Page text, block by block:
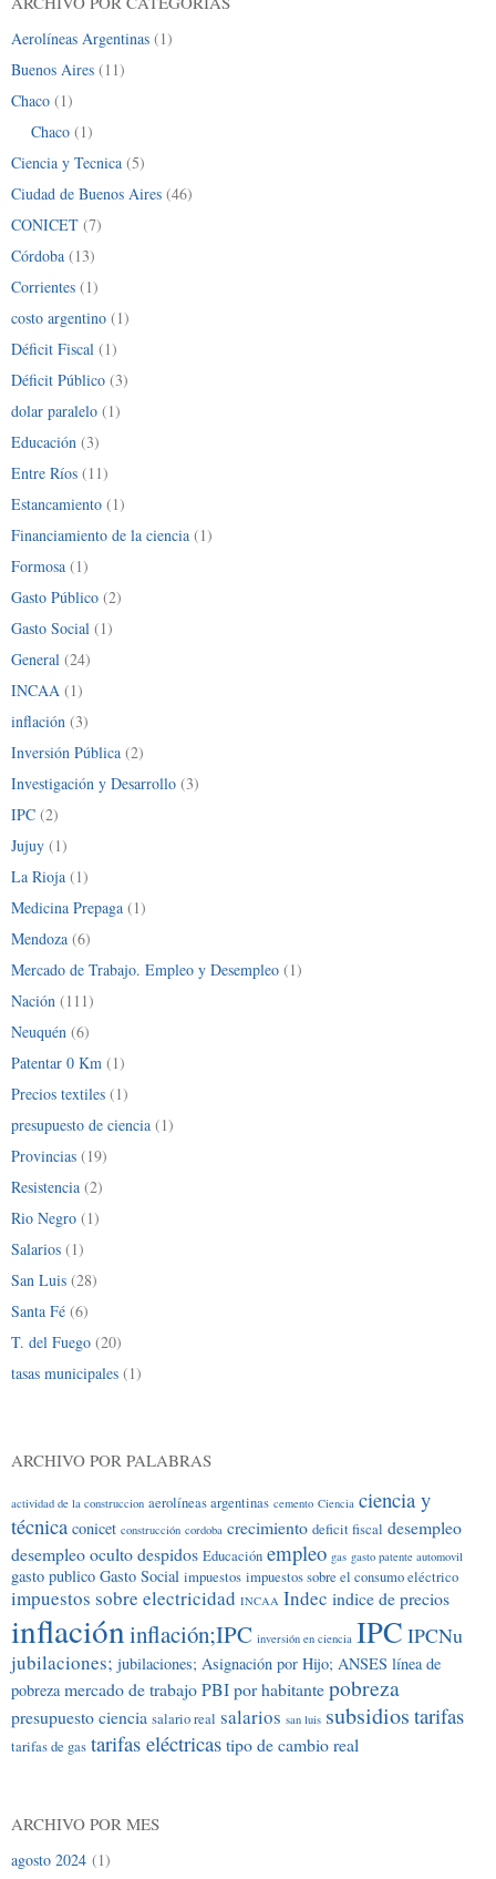
Aerolíneas Argentinas (1)
Buenos Aires (11)
Chaco (1)
Chaco (1)
Ciencia y Tecnica (5)
Ciudad de Buenos Aires (46)
CONICET (7)
Córdoba (13)
Corrientes (1)
costo argentino (1)
Déficit Fiscal (1)
Déficit Público (3)
dolar paralelo (1)
Educación (3)
Entre Ríos (11)
Estancamiento (1)
Financiamiento de la ciencia (1)
Formosa (1)
Gasto Público (2)
Gasto Social (1)
General (24)
INCAA (1)
inflación (3)
Inversión Pública (2)
Investigación y Desarrollo (3)
IPC (2)
Jujuy (1)
La Rioja (1)
Medicina Prepaga (1)
Mendoza (6)
Mercado de Trabajo. Empleo y Desempleo (1)
Nación (111)
Neuquén (6)
Patentar 0 Km (1)
Precios textiles (1)
presupuesto de ciencia (1)
Provincias (19)
Resistencia (2)
Rio Negro (1)
Salarios (1)
San Luis (28)
Santa Fé (6)
T. del Fuego (20)
tasas municipales (1)
ARCHIVO POR PALABRAS
actividad de la construccion aerolíneas argentinas cemento Ciencia ciencia y
técnica conicet construcción cordoba crecimiento deficit fiscal desempleo
desempleo ocultodespidos Educación empleo gas gasto patente automovil
gasto publico Gasto Social impuestos impuestos sobre el consumo eléctrico
impuestos sobre electricidad INCAA Indec indice de precios
inflacióninflación;IPC inversión en ciencia IPC IPCNu
jubilaciones; jubilaciones; Asignación por Hijo; ANSES línea de
pobreza mercado de trabajoPBI por habitantepobreza
presupuesto ciencia salario real salarios san luis subsidios tarifas
tarifas de gas tarifas eléctricastipo de cambio real
ARCHIVO POR MES
agosto 2024 (1)